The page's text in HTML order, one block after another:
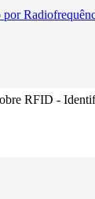
RFID -